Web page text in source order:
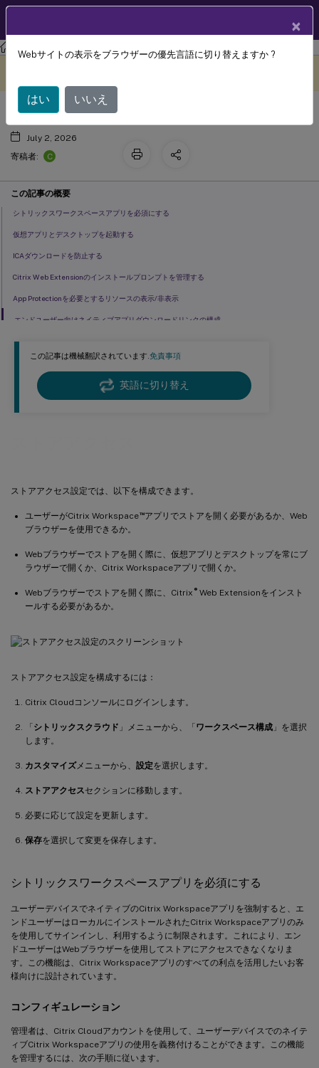
Citrix Workspace
この記事は機械翻訳されています.免責事項
英語に切り替え
ストアアクセス設定では、以下を構成できます。
ユーザーがCitrix Workspace™アプリでストアを開く必要があるか、Web
ブラウザーを使用できるか。
Webブラウザーでストアを開く際に、仮想アプリとデスクトップを常にブ
ラウザーで開くか、Citrix Workspaceアプリで開くか。
Webブラウザーでストアを開く際に、Citrix ®Web Extensionをインスト
ールする必要があるか。
ストアアクセス設定を構成するには：
Citrix Cloudコンソールにログインします。
「シトリックスクラウド 」メニューから、「ワークスペース構成 」を選択
します。
カスタマイズメニューから、 設定を選択します。
ストアアクセスセクションに移動します。
必要に応じて設定を更新します。
保存を選択して変更を保存します。
シトリックスワークスペースアプリを必須にする
ユーザーデバイスでネイティブのCitrix Workspaceアプリを強制すると、エ
ンドユーザーはローカルにインストールされたCitrix Workspaceアプリのみ
を使用してサインインし、利用するように制限されます。これにより、エン
ドユーザーはWebブラウザーを使用してストアにアクセスできなくなりま
す。この機能は、Citrix Workspaceアプリのすべての利点を活用したいお客
様向けに設計されています。
コンフィギュレーション
管理者は、Citrix Cloudアカウントを使用して、ユーザーデバイスでのネイテ
ィブCitrix Workspaceアプリの使用を義務付けることができます。この機能
を管理するには、次の手順に従います。
ストアアクセス
July 2, 2026
寄稿者:
C
この記事の概要
シトリックスワークスペースアプリを必須にする
仮想アプリとデスクトップを起動する
ICAダウンロードを防止する
Citrix Web Extensionのインストールプロンプトを管理する
App Protectionを必要とするリソースの表示/非表示
エンドユーザー向けネイティブアプリダウンロードリンクの構成
×
Webサイトの表示をブラウザーの優先言語に切り替えますか ?
はい いいえ